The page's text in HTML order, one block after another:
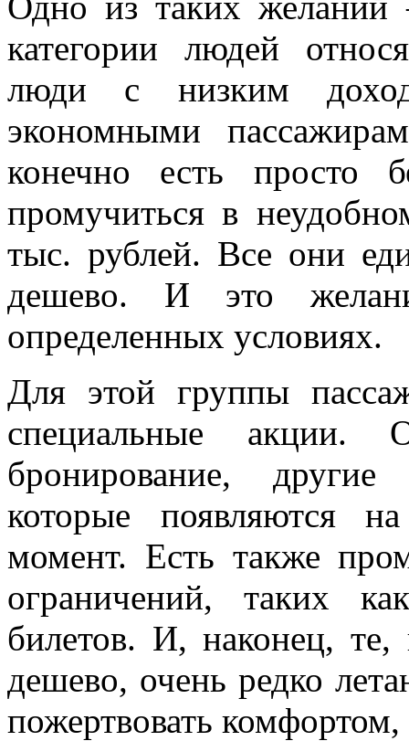
категории людей
люди с низким
экономными
конечно есть просто
промучиться в
тыс. рублей. Все они
дешево. И это
определенных условиях.
Для этой группы
специальные акции.
бронирование,
которые появляются
момент. Есть также
ограничений, таких
билетов. И, наконец, те,
дешево, очень редко
пожертвовать